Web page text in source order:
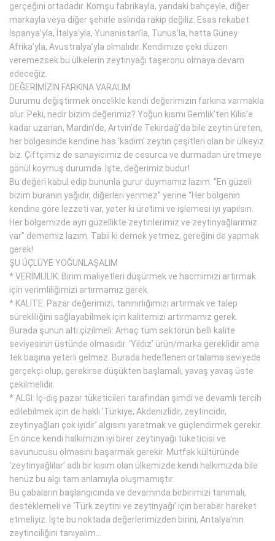
gerçeğini ortadadır. Komşu fabrikayla, yandaki bahçeyle, diğer
markayla veya diğer şehirle aslında rakip değiliz. Esas rekabet
İspanya’yla, İtalya’yla, Yunanistan’la, Tunus’la, hatta Güney
Afrika’yla, Avustralya’yla olmalıdır. Kendimize çeki düzen
veremezsek bu ülkelerin zeytinyağı taşeronu olmaya devam
edeceğiz.
DEĞERİMİZİN FARKINA VARALIM
Durumu değiştirmek öncelikle kendi değerimizin farkına varmakla
olur. Peki, nedir bizim değerimiz? Yoğun kısmı Gemlik’ten Kilis’e
kadar uzanan, Mardin’de, Artvin’de Tekirdağ’da bile zeytin üreten,
her bölgesinde kendine has ‘kadim’ zeytin çeşitleri olan bir ülkeyiz
biz. Çiftçimiz de sanayicimiz de cesurca ve durmadan üretmeye
gönül koymuş durumda. İşte, değerimiz budur!
Bu değeri kabul edip bununla gurur duymamız lazım. “En güzeli
bizim buranın yağıdır, diğerleri yenmez” yerine “Her bölgenin
kendine göre lezzeti var, yeter ki üretimi ve işlemesi iyi yapılsın.
Her bölgemizde ayrı güzellikte zeytinlerimiz ve zeytinyağlarımız
var” dememiz lazım. Tabii ki demek yetmez, gereğini de yapmak
gerek!
ŞU ÜÇLÜYE YOĞUNLAŞALIM
* VERİMLİLİK: Birim maliyetleri düşürmek ve hacmimizi artırmak
için verimliliğimizi artırmamız gerek.
* KALİTE: Pazar değerimizi, tanınırlığımızı artırmak ve talep
sürekliliğini sağlayabilmek için kalitemizi artırmamız gerek.
Burada şunun altı çizilmeli: Amaç tüm sektörün belli kalite
seviyesinin üstünde olmasıdır. ‘Yıldız’ ürün/marka gereklidir ama
tek başına yeterli gelmez. Burada hedeflenen ortalama seviyede
gerçekçi olup, gerekirse düşükten başlamalı, yavaş yavaş üste
çekilmelidir.
* ALGI: İç-dış pazar tüketicileri tarafından şimdi ve devamlı tercih
edilebilmek için de haklı ‘Türkiye; Akdenizlidir, zeytincidir,
zeytinyağları çok iyidir’ algısını yaratmak ve güçlendirmek gerekir.
En önce kendi halkımızın iyi birer zeytinyağı tüketicisi ve
savunucusu olmasını başarmak gerekir. Mutfak kültüründe
‘zeytinyağlılar’ adlı bir kısım olan ülkemizde kendi halkımızda bile
henüz bu algı tam anlamıyla oluşmamıştır.
Bu çabaların başlangıcında ve devamında birbirimizi tanımalı,
desteklemeli ve ‘Türk zeytini ve zeytinyağı’ için beraber hareket
etmeliyiz. İşte bu noktada değerlerimizden birini, Antalya’nın
zeytinciliğini tanıyalım…